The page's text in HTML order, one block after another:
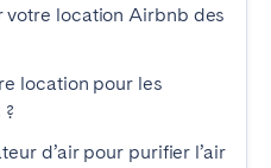
votre location Airbnb des
location pour les
d’air pour purifier l’air
Madrid